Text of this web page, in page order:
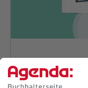
So
ter: